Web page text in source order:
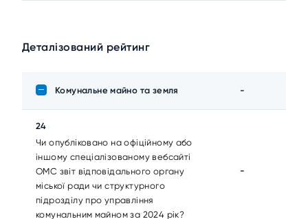
Деталізований рейтинг
Комунальне майно та земля -
24
Чи опубліковано на офіційному або
іншому спеціалізованому вебсайті
ОМС звіт відповідального органу
міської ради чи структурного
підрозділу про управління
комунальним майном за 2024 рік?
-